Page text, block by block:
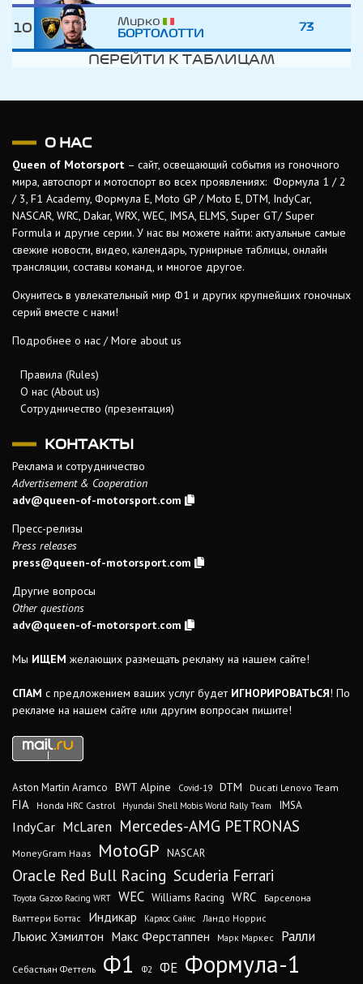
10
Мирко
БОРТОЛОТТИ
73
ПЕРЕЙТИ К ТАБЛИЦАМ
О НАС
Queen of Motorsport – сайт, освещающий события из гоночного
мира, автоспорт и мотоспорт во всех проявлениях: Формула 1 / 2
/ 3, F1 Academy, Формула Е, Moto GP / Moto E, DTM, IndyCar,
NASCAR, WRC, Dakar, WRX, WEC, IMSA, ELMS, Super GT/ Super
Formula и другие серии. У нас вы можете найти: актуальные самые
свежие новости, видео, календарь, турнирные таблицы, онлайн
трансляции, составы команд, и многое другое.
Окунитесь в увлекательный мир Ф1 и других крупнейших гоночных
серий вместе с нами!
Подробнее о нас / More about us
Правила (Rules)
О нас (About us)
Сотрудничество (презентация)
КОНТАКТЫ
Реклама и сотрудничество
Advertisement & Cooperation
adv@queen-of-motorsport.com
Пресс-релизы
Press releases
press@queen-of-motorsport.com
Другие вопросы
Other questions
adv@queen-of-motorsport.com
Мы ИЩЕМ желающих размещать рекламу на нашем сайте!
СПАМ с предложением ваших услуг будет ИГНОРИРОВАТЬСЯ! По
рекламе на нашем сайте или другим вопросам пишите!
Aston Martin Aramco BWT Alpine Covid-19 DTM Ducati Lenovo Team
FIA Honda HRC Castrol Hyundai Shell Mobis World Rally Team IMSA
IndyCar McLaren Mercedes-AMG PETRONAS
MoneyGram Haas MotoGP NASCAR
Oracle Red Bull Racing Scuderia Ferrari
Toyota Gazoo Racing WRT WEC Williams Racing WRC
Барселона
Валттери Боттас
Индикар Карлос Сайнс Ландо Норрис
Льюис Хэмилтон Макс Ферстаппен Марк Маркес Ралли
Себастьян Феттель Ф1 Ф2 ФЕ Формула-1